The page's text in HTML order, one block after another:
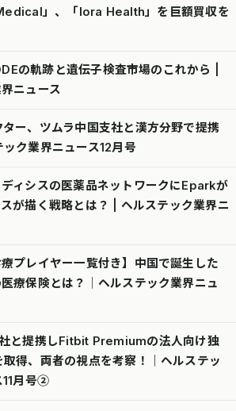
」、「lora Health」を巨額買収を
の軌跡と遺伝子検査市場のこれから |
ニュース
ー、ツムラ中国支社と漢方分野で提携
ク業界ニュース12月号
ディシスの医薬品ネットワークにEparkが
が描く戦略とは？ | ヘルステック業界ニ
療プレイヤー一覧付き】中国で誕生した
療保険とは？│ヘルステック業界ニュ
と提携しFitbit Premiumの法人向け独
取得、両者の視点を考察！｜ヘルステッ
11月号②